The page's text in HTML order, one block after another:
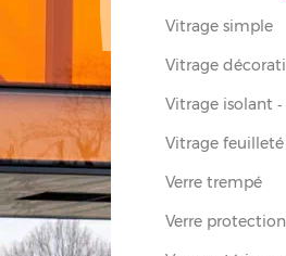
Vitrage simple
Vitrage
Vitrage isolant
Vitrage feuilleté
Verre trempé
Verre